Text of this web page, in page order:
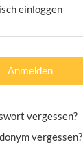
einloggen
vergessen?
vergessen?